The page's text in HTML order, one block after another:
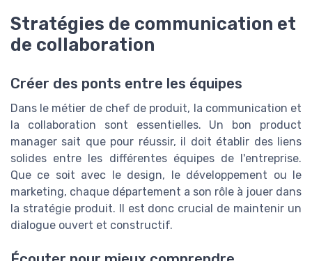
Stratégies de communication et
de collaboration
Créer des ponts entre les équipes
Dans le métier de chef de produit, la communication et
la collaboration sont essentielles. Un bon product
manager sait que pour réussir, il doit établir des liens
solides entre les différentes équipes de l'entreprise.
Que ce soit avec le design, le développement ou le
marketing, chaque département a son rôle à jouer dans
la stratégie produit. Il est donc crucial de maintenir un
dialogue ouvert et constructif.